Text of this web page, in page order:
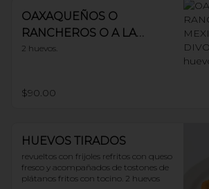
OAXAQUEÑOS O
RANCHEROS O A LA
MEXICANA O
2 huevos.
$90.00
HUEVOS TIRADOS
revueltos con frijoles refritos con queso
fresco y acompañados de tostones de
plátanos fritos con tocino. 2 huevos